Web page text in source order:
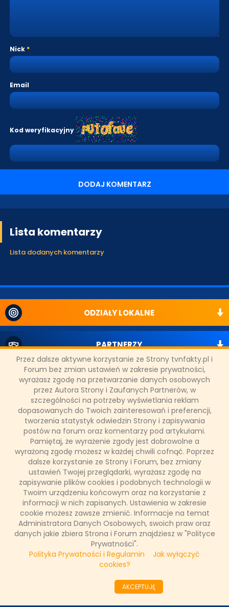
Przez dalsze aktywne korzystanie ze Strony tvnfakty.pl i
Forum bez zmian ustawień w zakresie prywatności,
wyrażasz zgodę na przetwarzanie danych osobowych
przez Autora Strony i Zaufanych Partnerów, w
szczególności na potrzeby wyświetlania reklam
dopasowanych do Twoich zainteresowań i preferencji,
tworzenia statystyk odwiedzin Strony i zapisywania
postów na forum oraz komentarzy pod artykułami.
Pamiętaj, że wyrażenie zgody jest dobrowolne a
wyrażoną zgodę możesz w każdej chwili cofnąć. Poprzez
dalsze korzystanie ze Strony i Forum, bez zmiany
ustawień Twojej przeglądarki, wyrażasz zgodę na
zapisywanie plików cookies i podobnych technologii w
Twoim urządzeniu końcowym oraz na korzystanie z
informacji w nich zapisanych. Ustawienia w zakresie
cookie możesz zawsze zmienić. Informacje na temat
Administratora Danych Osobowych, swoich praw oraz
danych jakie zbiera Strona i Forum znajdziesz w "Polityce
Prywatności".
Polityka Prywatności i Regulamin
Jak wyłączyć
cookies?
AKCEPTUJĘ
ODZIAŁY LOKALNE
PARTNERZY
SONDA
Nick
Email
Kod weryfikacyjny
DODAJ KOMENTARZ
Lista komentarzy
Lista dodanych komentarzy
NASZE WYWIADY
FAKTY TVN
WAŻNE RELACJE
Copyright © 2011 - 2026 by www.tvnfakty.pl| Wszystkie prawa
zastrzeżone.